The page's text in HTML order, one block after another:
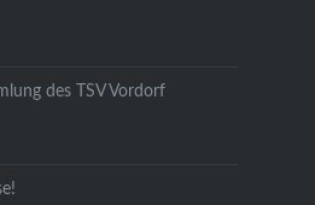
des TSV Vordorf